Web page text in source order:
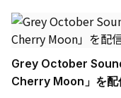
Grey October
Cherry Moon」を配